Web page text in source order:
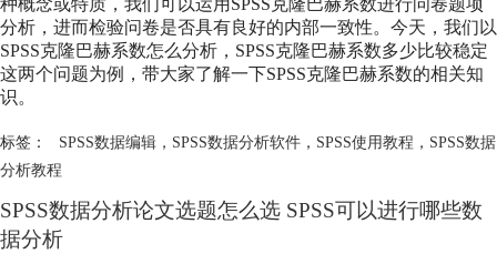
种概念或特质，我们可以运用SPSS克隆巴赫系数进行问卷题项
分析，进而检验问卷是否具有良好的内部一致性。今天，我们以
SPSS克隆巴赫系数怎么分析，SPSS克隆巴赫系数多少比较稳定
这两个问题为例，带大家了解一下SPSS克隆巴赫系数的相关知
识。
标签： SPSS数据编辑， SPSS数据分析软件， SPSS使用教程 ， SPSS数据
分析教程
SPSS数据分析论文选题怎么选 SPSS可以进行哪些数
据分析